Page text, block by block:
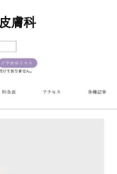
膚科